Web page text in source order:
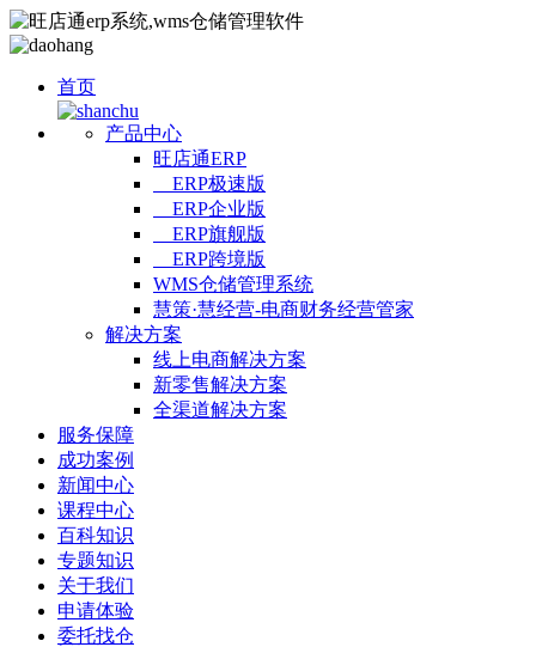
首页
产品中心
旺店通ERP
ERP极速版
ERP企业版
ERP旗舰版
ERP跨境版
WMS仓储管理系统
慧策·慧经营-电商财务经营管家
解决方案
线上电商解决方案
新零售解决方案
全渠道解决方案
服务保障
成功案例
新闻中心
课程中心
百科知识
专题知识
关于我们
申请体验
委托找仓